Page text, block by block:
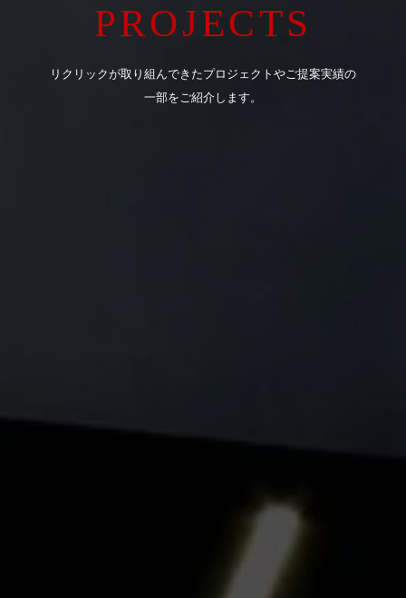
PROJECTS
リクリックが取り組んできたプロジェクトやご提案実績の
一部をご紹介します。